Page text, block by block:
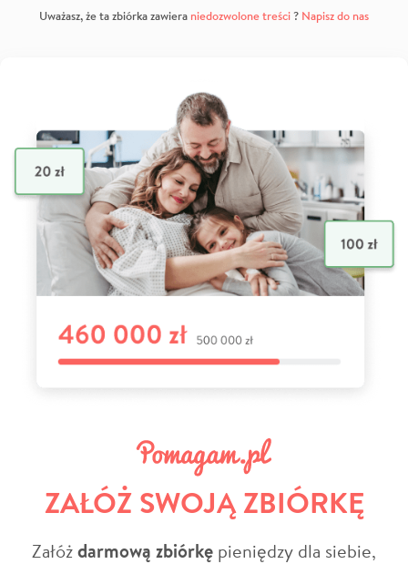
Uważasz, że ta zbiórka zawiera niedozwolone treści? Napisz do nas
ZAŁÓŻ SWOJĄ ZBIÓRKĘ
Załóżdarmową zbiórkę pieniędzy dla siebie,